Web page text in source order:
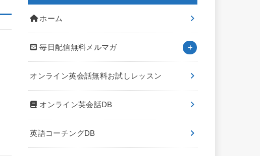
ホーム
毎日配信無料メルマガ
オンライン英会話無料お試しレッスン
オンライン英会話DB
英語コーチングDB